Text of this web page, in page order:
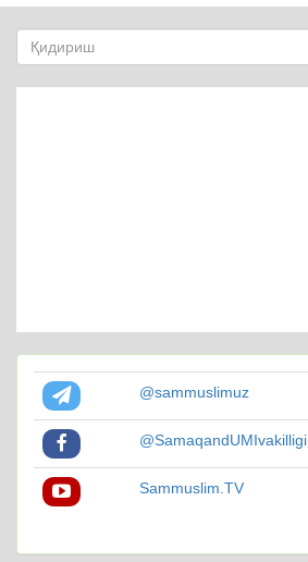
@sammuslimuz
@SamaqandUMIvakilligi
Sammuslim.TV